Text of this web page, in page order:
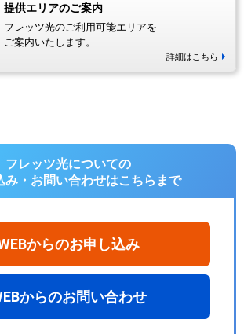
提供エリアのご案内
フレッツ光のご利用可能エリアを
ご案内いたします。
詳細はこちら
フレッツ光についての
み・お問い合わせはこちらまで
からのお申し込み
からのお問い合わせ